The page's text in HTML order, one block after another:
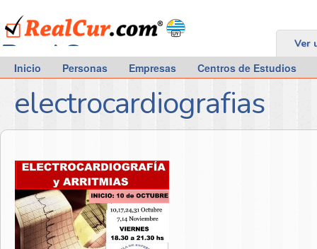
RealCur.com Ver
Inicio Personas Empresas Centros de Estudios
electrocardiografias